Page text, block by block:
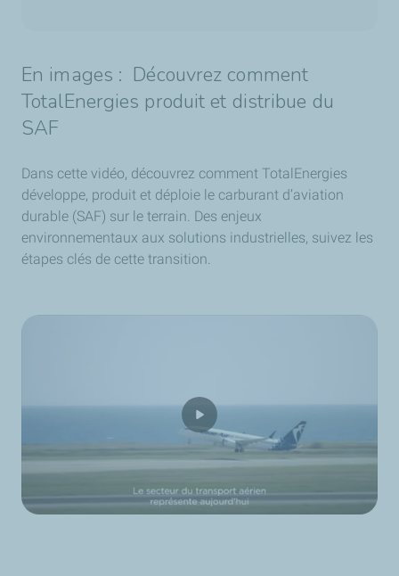
En images : Découvrez comment
TotalEnergies produit et distribue du
SAF
Dans cette vidéo, découvrez comment TotalEnergies
développe, produit et déploie le carburant d’aviation
durable (SAF) sur le terrain. Des enjeux
environnementaux aux solutions industrielles, suivez les
étapes clés de cette transition.